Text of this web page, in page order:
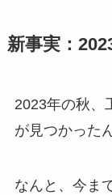
新事実：
2023年の秋、
が見つかった
なんと、今ま